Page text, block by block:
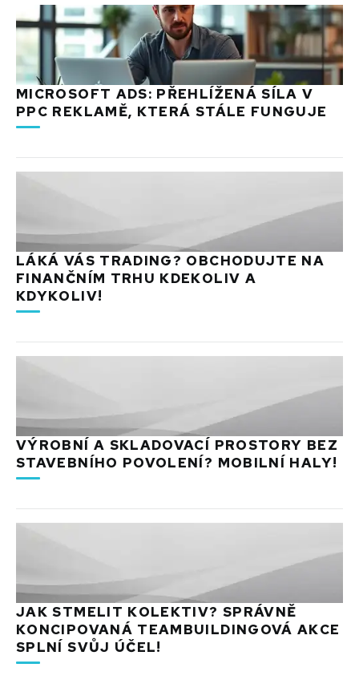
MICROSOFT ADS: PŘEHLÍŽENÁ SÍLA V
PPC REKLAMĚ, KTERÁ STÁLE FUNGUJE
LÁKÁ VÁS TRADING? OBCHODUJTE NA
FINANČNÍM TRHU KDEKOLIV A
KDYKOLIV!
VÝROBNÍ A SKLADOVACÍ PROSTORY BEZ
STAVEBNÍHO POVOLENÍ? MOBILNÍ HALY!
JAK STMELIT KOLEKTIV? SPRÁVNĚ
KONCIPOVANÁ TEAMBUILDINGOVÁ AKCE
SPLNÍ SVŮJ ÚČEL!